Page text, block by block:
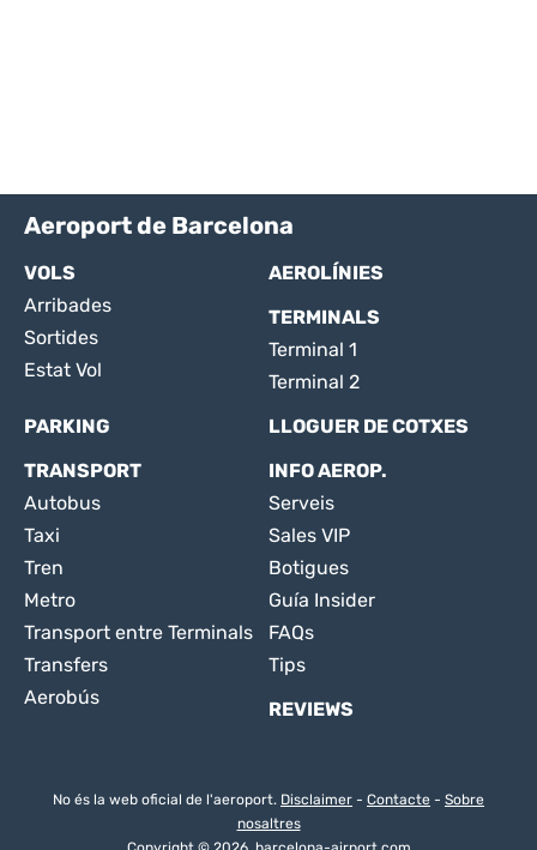
Aeroport de Barcelona
VOLS
Arribades
Sortides
Estat Vol
AEROLÍNIES
TERMINALS
Terminal 1
Terminal 2
PARKING
LLOGUER DE COTXES
TRANSPORT
Autobus
Taxi
Tren
Metro
Transport entre Terminals
Transfers
Aerobús
INFO AEROP.
Serveis
Sales VIP
Botigues
Guía Insider
FAQs
Tips
REVIEWS
No és la web oficial de l'aeroport. Disclaimer - Contacte - Sobre
nosaltres